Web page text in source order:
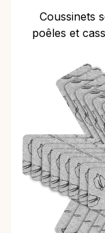
Coussinets
poêles et